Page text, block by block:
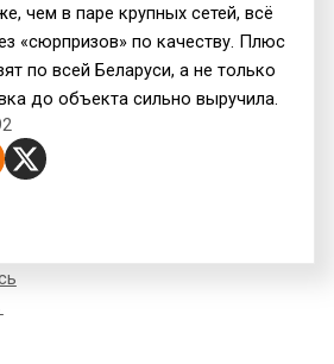
чем в паре крупных сетей, всё
«сюрпризов» по качеству. Плюс
по всей Беларуси, а не только
до объекта сильно выручила.